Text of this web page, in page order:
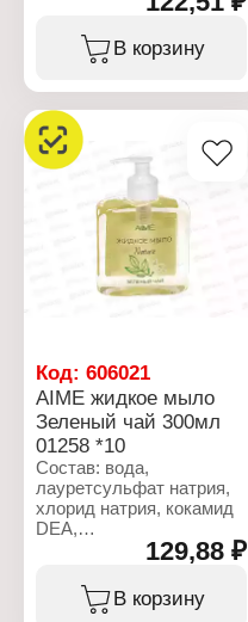
Объем: 300 мл
ароматизатор, ДМДМ
гидантоин, экстракт
алоэ, динатриевая соль
Характеристики:
Производитель: Шанте
Торговая марка: AIME
Тип товара: Жидкое
Название: "Алоэ Вера"
Объем: 300 мл
В корзину
Код: 606021
AIME жидкое мыло
Зеленый чай 300мл
01258 *10
Состав: вода,
лауретсульфат натрия,
хлорид натрия, кокамид
DEA,
кокамидопропилбетаин,
ароматизатор, ДМДМ
гидантоин, экстракт
листьев камелии
129,88 ₽
В корзину